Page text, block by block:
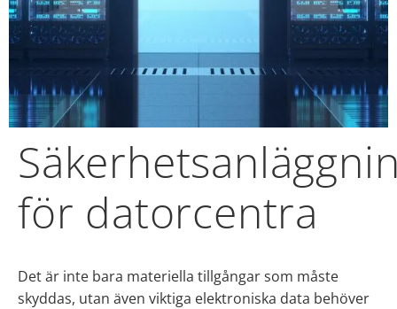
för datorcentra
Det är inte bara materiella tillgångar som måste
skyddas, utan även viktiga elektroniska data behöver